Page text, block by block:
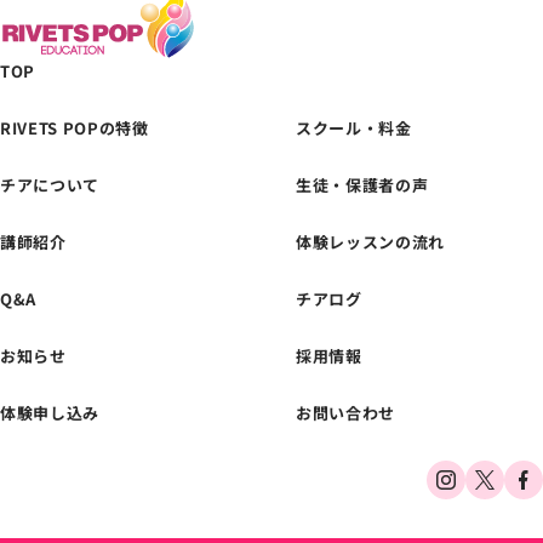
採用エントリーはこちら
TOP
RIVETS POPの特徴 スクール・料金
チアについて 生徒・保護者の声
講師紹介 体験レッスンの流れ
Q&A チアログ
お知らせ 採用情報
体験申し込み お問い合わせ